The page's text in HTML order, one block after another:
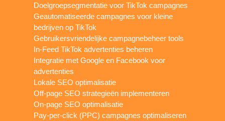
Doelgroepsegmentatie voor TikTok campagnes
Geautomatiseerde campagnes voor kleine
bedrijven op TikTok
Gebruikersvriendelijke campagnebeheer tools
In-Feed TikTok advertenties beheren
Integratie met Google en Facebook voor
advertenties
Lokale SEO optimalisatie
Off-page SEO strategieën implementeren
On-page SEO optimalisatie
Pay-per-click (PPC) campagnes optimaliseren